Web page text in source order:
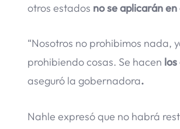
otros estados no se aplicarán
“Nosotros no prohibimos nada,
prohibiendo cosas. Se hacen
aseguró la gobernadora.
Nahle expresó que no habrá